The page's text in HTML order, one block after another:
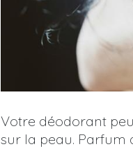
Votre déodorant
sur la peau. Parfum